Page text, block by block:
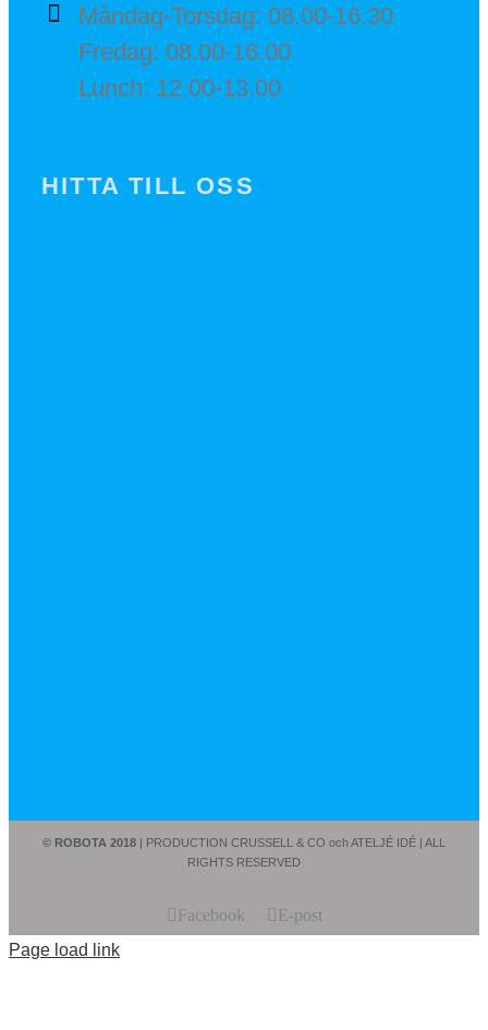
Måndag-Torsdag: 08.00-16.30
Fredag: 08.00-16.00
Lunch: 12.00-13.00
HITTA TILL OSS
© ROBOTA 2018 | PRODUCTION CRUSSELL & CO och ATELJÉ IDÉ | ALL
RIGHTS RESERVED
Facebook
E-post
Page load link